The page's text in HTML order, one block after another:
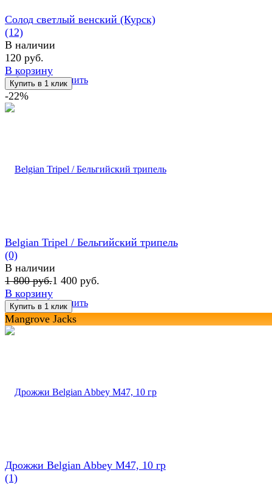
избранное сравнить
Солод светлый венский (Курск)
(12)
В наличии
120 руб.
В корзину
-22%
избранное сравнить
Belgian Tripel / Бельгийский трипель
(0)
В наличии
1 800 руб.1 400 руб.
В корзину
Mangrove Jacks
Дрожжи Belgian Abbey M47, 10 гр
(1)